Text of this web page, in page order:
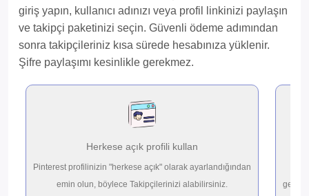
giriş yapın, kullanıcı adınızı veya profil linkinizi paylaşın
ve takipçi paketinizi seçin. Güvenli ödeme adımından
sonra takipçileriniz kısa sürede hesabınıza yüklenir.
Şifre paylaşımı kesinlikle gerekmez.
Herkese açık profili kullan
Pinterest profilinizin "herkese açık" olarak ayarlandığından
emin olun, böylece Takipçilerinizi alabilirsiniz.